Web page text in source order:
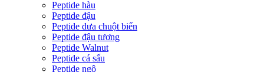
Peptide hàu
Peptide đậu
Peptide dưa chuột biển
Peptide đậu tương
Peptide Walnut
Peptide cá sấu
Peptide ngô